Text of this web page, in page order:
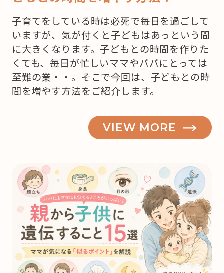
子育てをしている時は必死で毎日を過ごして
いますが、気が付くと子どもはあっという間
に大きくなります。子どもとの時間を作りた
くても、毎日が忙しいママやパパにとっては
至難の業・・。そこで今回は、子どもとの時
間を増やす方法をご紹介します。
VIEW MORE